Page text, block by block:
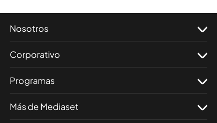
Nosotros
Corporativo
Programas
Más de Mediaset